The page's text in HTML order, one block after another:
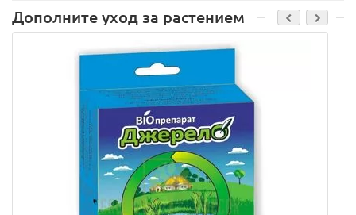
Дополните уход за растением